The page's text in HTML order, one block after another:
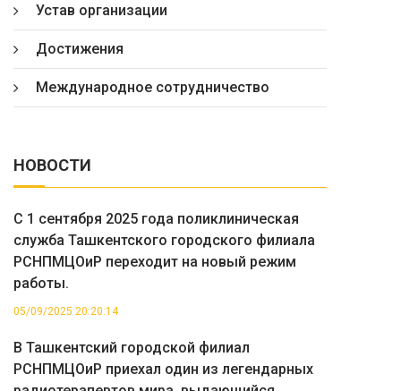
Устав организации
Достижения
Международное сотрудничество
НОВОСТИ
С 1 сентября 2025 года поликлиническая
служба Ташкентского городского филиала
РСНПМЦОиР переходит на новый режим
работы.
05/09/2025 20:20:14
В Ташкентский городской филиал
РСНПМЦОиР приехал один из легендарных